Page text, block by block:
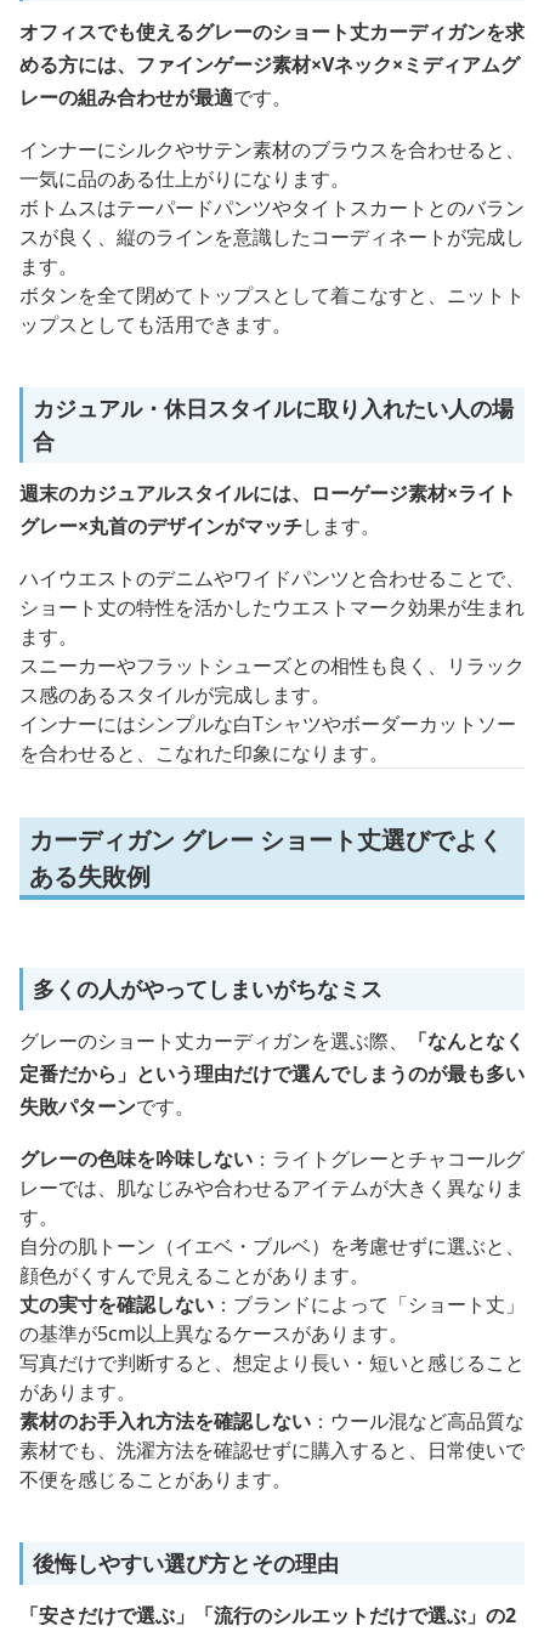
オフィスでも使えるグレーのショート丈カーディガンを求
める方には、ファインゲージ素材×Vネック×ミディアムグ
レーの組み合わせが最適です。
インナーにシルクやサテン素材のブラウスを合わせると、
一気に品のある仕上がりになります。
ボトムスはテーパードパンツやタイトスカートとのバラン
スが良く、縦のラインを意識したコーディネートが完成し
ます。
ボタンを全て閉めてトップスとして着こなすと、ニットト
ップスとしても活用できます。
カジュアル・休日スタイルに取り入れたい人の場
合
週末のカジュアルスタイルには、ローゲージ素材×ライト
グレー×丸首のデザインがマッチします。
ハイウエストのデニムやワイドパンツと合わせることで、
ショート丈の特性を活かしたウエストマーク効果が生まれ
ます。
スニーカーやフラットシューズとの相性も良く、リラック
ス感のあるスタイルが完成します。
インナーにはシンプルな白Tシャツやボーダーカットソー
を合わせると、こなれた印象になります。
カーディガン グレー ショート丈選びでよく
ある失敗例
多くの人がやってしまいがちなミス
グレーのショート丈カーディガンを選ぶ際、
「なんとなく
定番だから」という理由だけで選んでしまうのが最も多い
失敗パターンです。
グレーの色味を吟味しない ：ライトグレーとチャコールグ
レーでは、肌なじみや合わせるアイテムが大きく異なりま
す。
自分の肌トーン（イエベ・ブルベ）を考慮せずに選ぶと、
顔色がくすんで見えることがあります。
丈の実寸を確認しない ：ブランドによって「ショート丈」
の基準が5cm以上異なるケースがあります。
写真だけで判断すると、想定より長い・短いと感じること
があります。
素材のお手入れ方法を確認しない ：ウール混など高品質な
素材でも、洗濯方法を確認せずに購入すると、日常使いで
不便を感じることがあります。
後悔しやすい選び方とその理由
「安さだけで選ぶ」「流行のシルエットだけで選ぶ」の2